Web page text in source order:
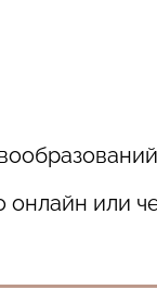
онлайн или